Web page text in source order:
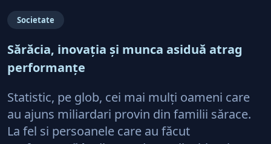
Societate
Sărăcia, inovaţia şi munca asiduă atrag
performanţe
Statistic, pe glob, cei mai mulţi oameni care
au ajuns miliardari provin din familii sărace.
La fel si persoanele care au făcut